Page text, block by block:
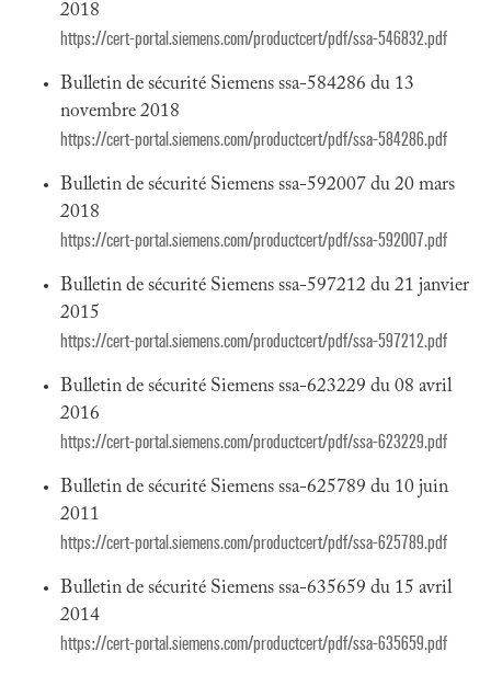
2018
https://cert-portal.siemens.com/productcert/pdf/ssa-546832.pdf
Bulletin de sécurité Siemens ssa-584286 du 13
novembre 2018
https://cert-portal.siemens.com/productcert/pdf/ssa-584286.pdf
Bulletin de sécurité Siemens ssa-592007 du 20 mars
2018
https://cert-portal.siemens.com/productcert/pdf/ssa-592007.pdf
Bulletin de sécurité Siemens ssa-597212 du 21 janvier
2015
https://cert-portal.siemens.com/productcert/pdf/ssa-597212.pdf
Bulletin de sécurité Siemens ssa-623229 du 08 avril
2016
https://cert-portal.siemens.com/productcert/pdf/ssa-623229.pdf
Bulletin de sécurité Siemens ssa-625789 du 10 juin
2011
https://cert-portal.siemens.com/productcert/pdf/ssa-625789.pdf
Bulletin de sécurité Siemens ssa-635659 du 15 avril
2014
https://cert-portal.siemens.com/productcert/pdf/ssa-635659.pdf